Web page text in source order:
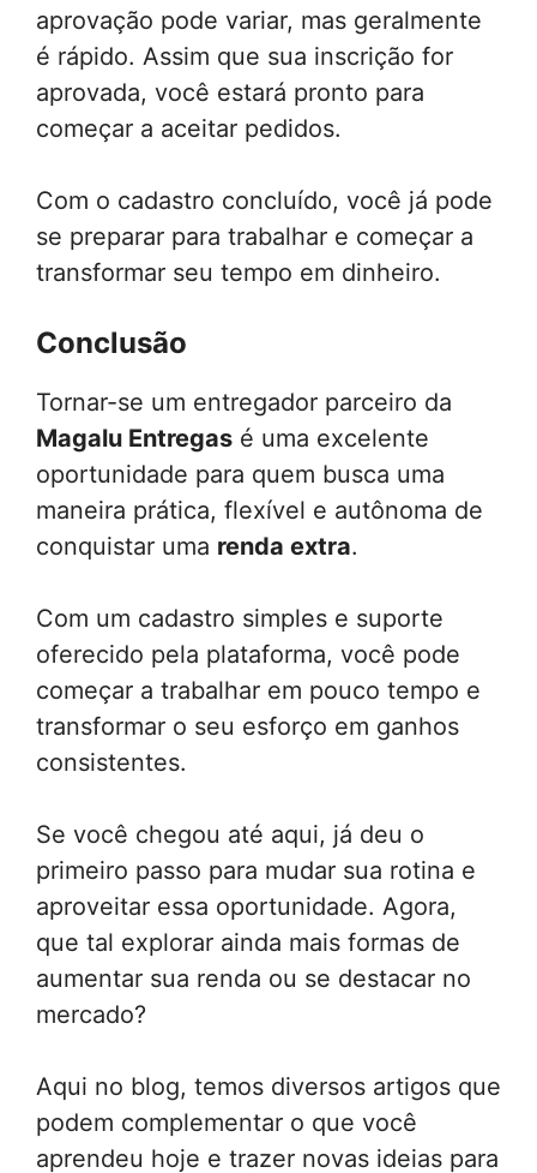
aprovação pode variar, mas geralmente
é rápido. Assim que sua inscrição for
aprovada, você estará pronto para
começar a aceitar pedidos.
Com o cadastro concluído, você já pode
se preparar para trabalhar e começar a
transformar seu tempo em dinheiro.
Conclusão
Tornar-se um entregador parceiro da
Magalu Entregas é uma excelente
oportunidade para quem busca uma
maneira prática, flexível e autônoma de
conquistar uma renda extra.
Com um cadastro simples e suporte
oferecido pela plataforma, você pode
começar a trabalhar em pouco tempo e
transformar o seu esforço em ganhos
consistentes.
Se você chegou até aqui, já deu o
primeiro passo para mudar sua rotina e
aproveitar essa oportunidade. Agora,
que tal explorar ainda mais formas de
aumentar sua renda ou se destacar no
mercado?
Aqui no blog, temos diversos artigos que
podem complementar o que você
aprendeu hoje e trazer novas ideias para